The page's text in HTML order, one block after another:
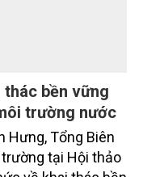
bền vững
trường nước
Hưng, Tổng Biên
tại Hội thảo